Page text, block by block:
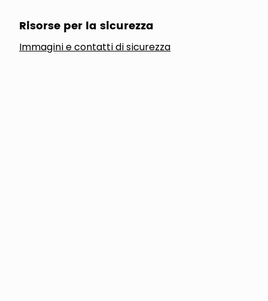
Risorse per la sicurezza
Immagini e contatti di sicurezza